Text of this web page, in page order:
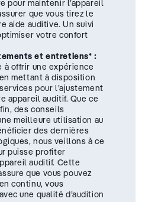
pour maintenir l’appareil
que vous tirez le
aide auditive. Un suivi
votre confort
et entretiens* :
à offrir une expérience
mettant à disposition
pour l’ajustement
appareil auditif. Que ce
des conseils
meilleure utilisation au
des dernières
nous veillons à ce
puisse profiter
auditif. Cette
que vous pouvez
continu, vous
une qualité d’audition